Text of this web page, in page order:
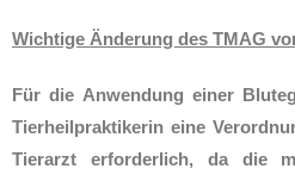
Wichtige Änderung des TMAG
Für die Anwendung einer
Tierheilpraktikerin eine
Tierarzt erforderlich, da die